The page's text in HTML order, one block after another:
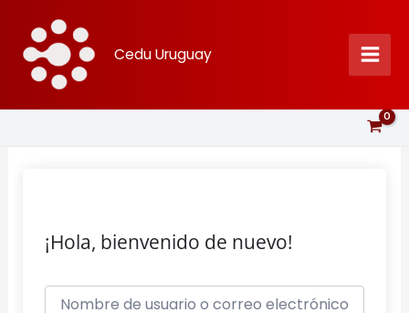
contenido
Cedu Uruguay
¡Hola, bienvenido de nuevo!